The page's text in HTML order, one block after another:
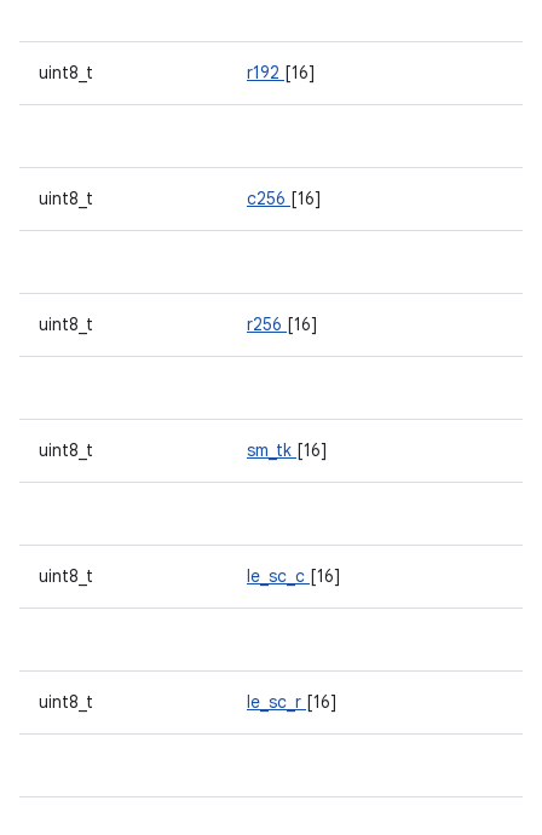
uint8_t r192 [16]
uint8_t c256 [16]
uint8_t r256 [16]
uint8_t sm_tk [16]
uint8_t le_sc_c [16]
uint8_t le_sc_r [16]